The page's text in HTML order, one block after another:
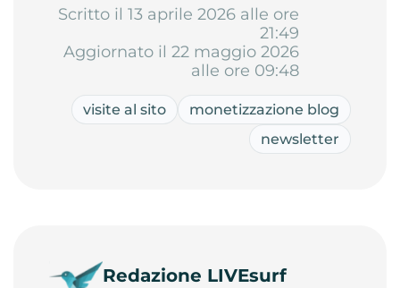
Scritto il 13 aprile 2026 alle ore
21:49
Aggiornato il 22 maggio 2026
alle ore 09:48
visite al sito
monetizzazione blog
newsletter
Redazione LIVEsurf